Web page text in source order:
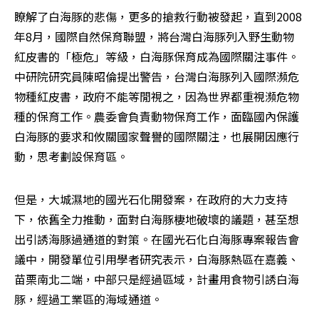
瞭解了白海豚的悲傷，更多的搶救行動被發起，直到2008
年8月，國際自然保育聯盟，將台灣白海豚列入野生動物
紅皮書的「極危」等級，白海豚保育成為國際關注事件。
中研院研究員陳昭倫提出警告，台灣白海豚列入國際瀕危
物種紅皮書，政府不能等閒視之，因為世界都重視瀕危物
種的保育工作。農委會負責動物保育工作，面臨國內保護
白海豚的要求和攸關國家聲譽的國際關注，也展開因應行
動，思考劃設保育區。
但是，大城濕地的國光石化開發案，在政府的大力支持
下，依舊全力推動，面對白海豚棲地破壞的議題，甚至想
出引誘海豚過通道的對策。在國光石化白海豚專案報告會
議中，開發單位引用學者研究表示，白海豚熱區在嘉義、
苗栗南北二端，中部只是經過區域，計畫用食物引誘白海
豚，經過工業區的海域通道。